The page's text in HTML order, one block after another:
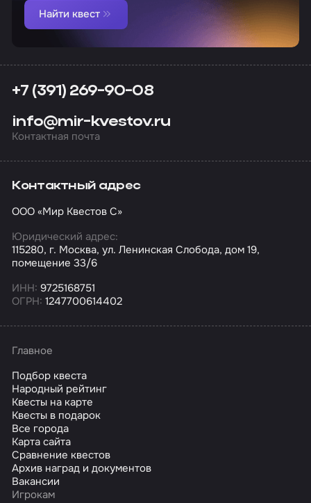
Найти квест
+7 (391) 269-90-08
info@mir-kvestov.ru
Контактная почта
Контактный адрес
ООО «Мир Квестов С»
Юридический адрес:
115280, г. Москва, ул. Ленинская Слобода, дом 19,
помещение 33/6
ИНН: 9725168751
ОГРН: 1247700614402
Главное
Подбор квеста
Народный рейтинг
Квесты на карте
Квесты в подарок
Все города
Карта сайта
Сравнение квестов
Архив наград и документов
Вакансии
Игрокам